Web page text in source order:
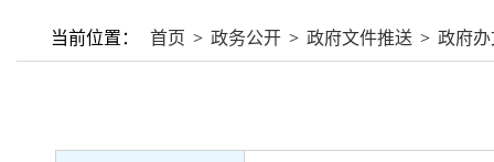
当前位置： 首页 > 政务公开 > 政府文件推送 > 政府